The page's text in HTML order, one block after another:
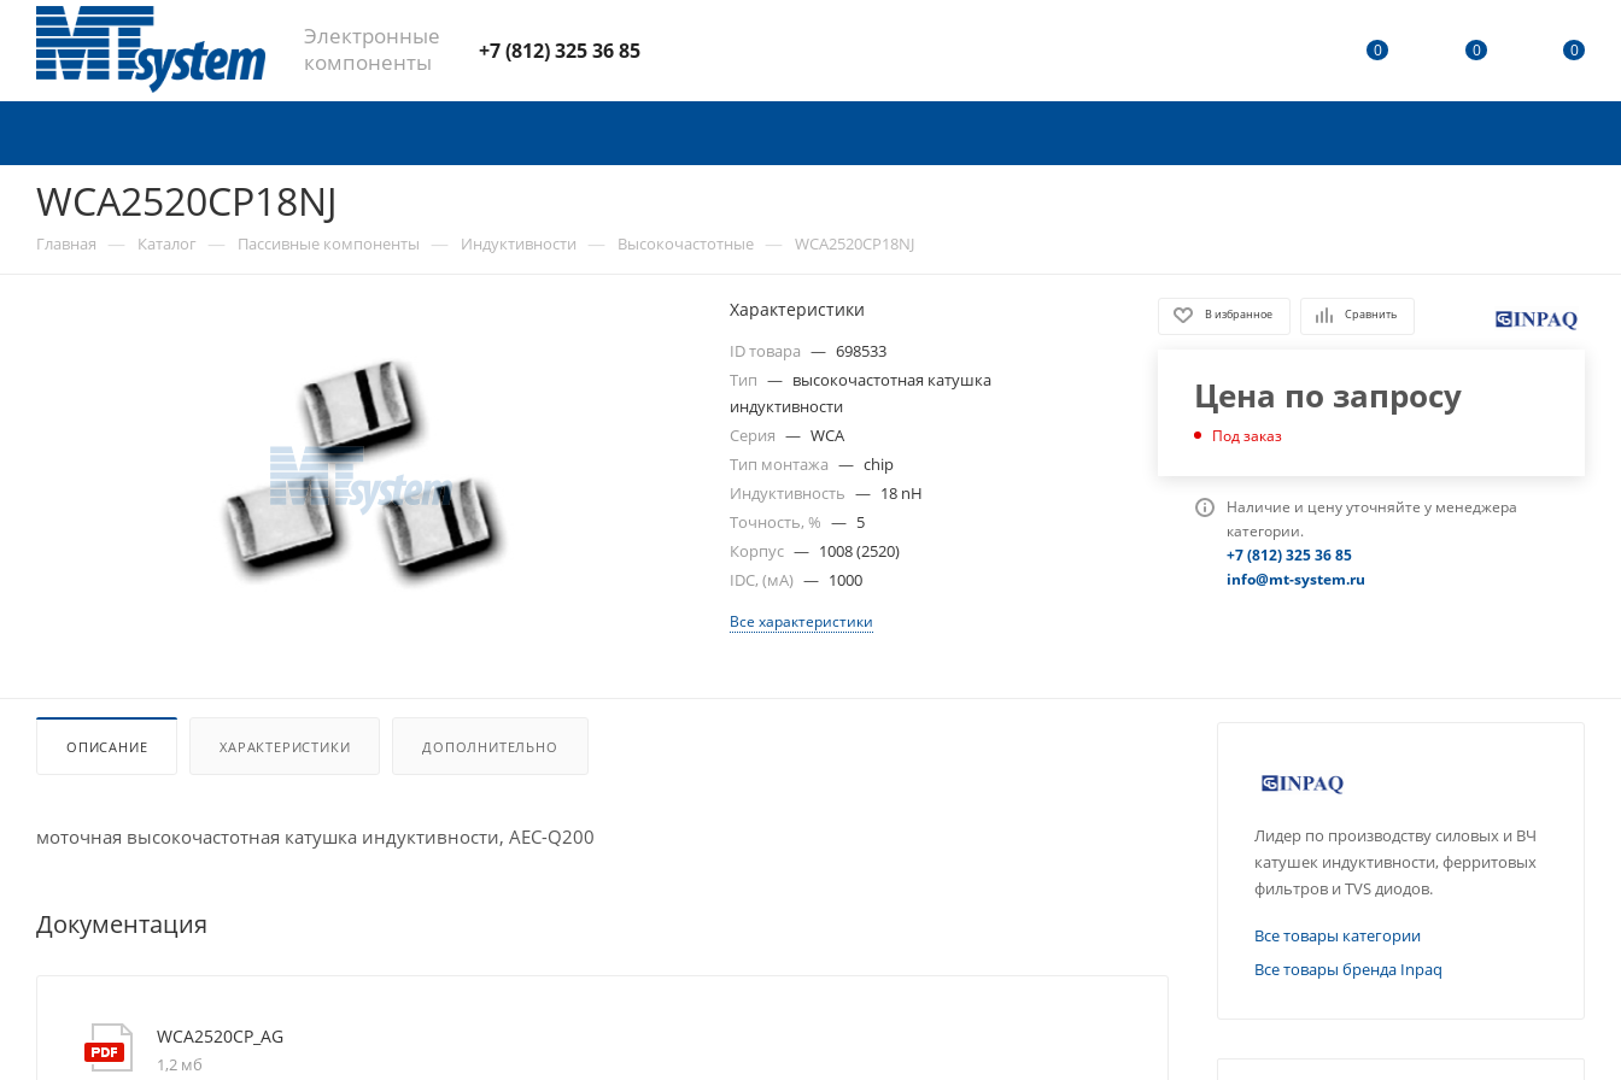
Электронные
компоненты
+7 (812) 325 36 85 0 0 0
WCA2520CP18NJ
Главная — Каталог — Пассивные компоненты — Индуктивности — Высокочастотные — WCA2520CP18NJ
Характеристики
ID товара — 698533
Тип — высокочастотная катушка
индуктивности
Серия — WCA
Тип монтажа — chip
Индуктивность — 18 nH
Точность, % — 5
Корпус — 1008 (2520)
IDC, (мА) — 1000
Все характеристики
В избранное Сравнить
Цена по запросу
Под заказ
Наличие и цену уточняйте у менеджера
категории.
+7 (812) 325 36 85
info@mt-system.ru
ОПИСАНИЕ ХАРАКТЕРИСТИКИ ДОПОЛНИТЕЛЬНО
моточная высокочастотная катушка индуктивности, AEC-Q200
Документация
WCA2520CP_AG
1,2 мб
Лидер по производству силовых и ВЧ
катушек индуктивности, ферритовых
фильтров и TVS диодов.
Все товары категории
Все товары бренда Inpaq